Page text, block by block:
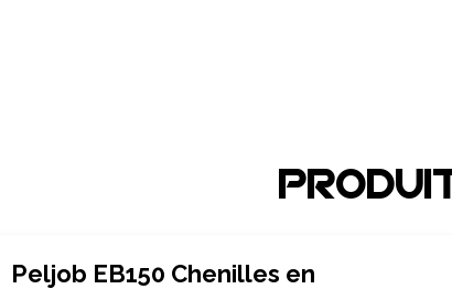
Peljob EB150 Chenilles en